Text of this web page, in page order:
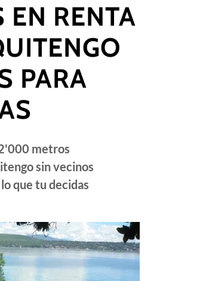
EN RENTA
PARA
metros
sin vecinos
que tu decidas